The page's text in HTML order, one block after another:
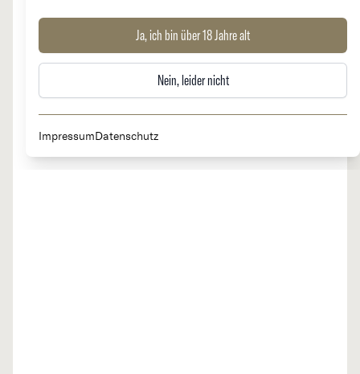
Ja, ich bin über 18 Jahre alt
Nein, leider nicht
ImpressumDatenschutz
Chateau Pontet Canet 5e
Cru Classé
RARITÄT